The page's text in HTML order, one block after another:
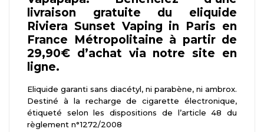
livraison gratuite du eliquide
Riviera Sunset Vaping in Paris en
France Métropolitaine à partir de
29,90€ d’achat via notre site en
ligne.
Eliquide garanti sans diacétyl, ni parabène, ni ambrox.
Destiné à la recharge de cigarette électronique,
étiqueté selon les dispositions de l’article 48 du
règlement n°1272/2008